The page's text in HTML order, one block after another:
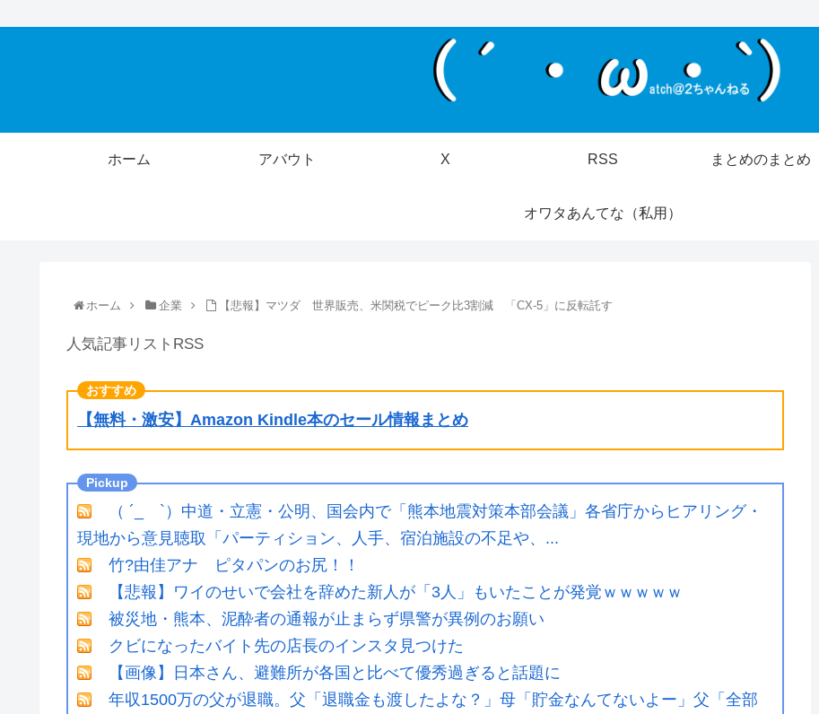
ホーム アバウト X RSS まとめのまとめ
オワタあんてな（私用）
ホーム 企業 【悲報】マツダ 世界販売、米関税でピーク比3割減 「CX-5」に反転託す
人気記事リストRSS
【無料・激安】Amazon Kindle本のセール情報まとめ
（ ´_ゝ`）中道・立憲・公明、国会内で「熊本地震対策本部会議」各省庁からヒアリング・
現地から意見聴取「パーティション、人手、宿泊施設の不足や、...
竹?由佳アナ ピタパンのお尻！！
【悲報】ワイのせいで会社を辞めた新人が「3人」もいたことが発覚ｗｗｗｗｗ
被災地・熊本、泥酔者の通報が止まらず県警が異例のお願い
クビになったバイト先の店長のインスタ見つけた
【画像】日本さん、避難所が各国と比べて優秀過ぎると話題に
年収1500万の父が退職。父「退職金も渡したよな？」母「貯金なんてないよー」父「全部